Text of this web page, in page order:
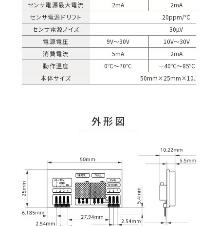
センサ電源最大電流
2mA
2mA
センサ電源ドリフト
20ppm/℃
センサ電源ノイズ
30µV
電源電圧
9V～30V
10V～30V
消費電流
5mA
2mA
動作温度
0℃～70℃ －40℃～85℃
本体サイズ
50mm×25mm×10.22mm
外形図